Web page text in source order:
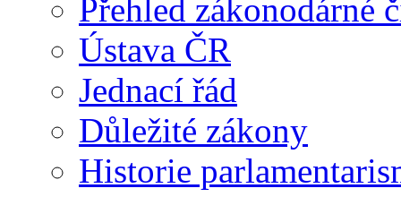
Přehled zákonodárné
Ústava ČR
Jednací řád
Důležité zákony
Historie